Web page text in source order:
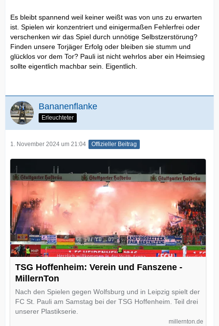
Es bleibt spannend weil keiner weißt was von uns zu erwarten
ist. Spielen wir konzentriert und einigermaßen Fehlerfrei oder
verschenken wir das Spiel durch unnötige Selbstzerstörung?
Finden unsere Torjäger Erfolg oder bleiben sie stumm und
glücklos vor dem Tor? Pauli ist nicht wehrlos aber ein Heimsieg
sollte eigentlich machbar sein. Eigentlich.
Bananenflanke
Erleuchteter
1. November 2024 um 21:04 Offizieller Beitrag
TSG Hoffenheim: Verein und Fanszene -
MillernTon
Nach den Spielen gegen Wolfsburg und in Leipzig spielt der
FC St. Pauli am Samstag bei der TSG Hoffenheim. Teil drei
unserer Plastikserie.
millernton.de